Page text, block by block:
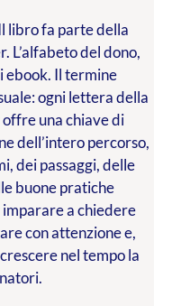
libro fa parte della
L’alfabeto del dono,
ebook. Il termine
ogni lettera della
una chiave di
dell’intero percorso,
dei passaggi, delle
buone pratiche
a chiedere
con attenzione e,
nel tempo la